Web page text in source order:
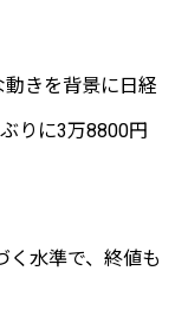
きを背景に日経
りに3万8800円
く水準で、終値も